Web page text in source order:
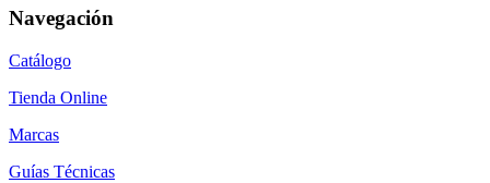
Navegación
Catálogo
Tienda Online
Marcas
Guías Técnicas